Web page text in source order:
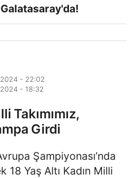
Galatasaray'da!
2024 - 22:02
- 18:32
Takımımız,
Girdi
Şampiyonası’nda
18 Yaş Altı Kadın Milli